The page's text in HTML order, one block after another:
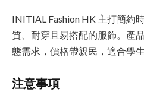
INITIAL Fashion HK 主打簡約
質、耐穿且易搭配的服飾。產
態需求，價格帶親民，適合學
注意事項